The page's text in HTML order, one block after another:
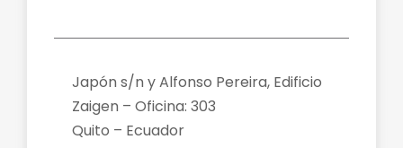
Japón s/n y Alfonso Pereira, Edificio
Zaigen – Oficina: 303
Quito – Ecuador